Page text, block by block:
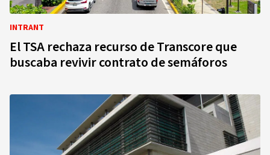
INTRANT
El TSA rechaza recurso de Transcore que
buscaba revivir contrato de semáforos